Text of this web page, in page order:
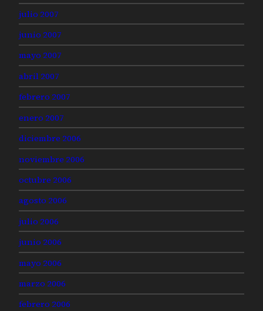
julio 2007
junio 2007
mayo 2007
abril 2007
febrero 2007
enero 2007
diciembre 2006
noviembre 2006
octubre 2006
agosto 2006
julio 2006
junio 2006
mayo 2006
marzo 2006
febrero 2006